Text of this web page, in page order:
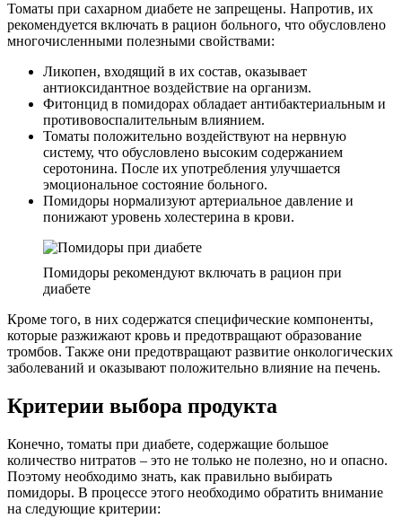
Томаты при сахарном диабете не запрещены. Напротив, их
рекомендуется включать в рацион больного, что обусловлено
многочисленными полезными свойствами:
Ликопен, входящий в их состав, оказывает
антиоксидантное воздействие на организм.
Фитонцид в помидорах обладает антибактериальным и
противовоспалительным влиянием.
Томаты положительно воздействуют на нервную
систему, что обусловлено высоким содержанием
серотонина. После их употребления улучшается
эмоциональное состояние больного.
Помидоры нормализуют артериальное давление и
понижают уровень холестерина в крови.
Помидоры рекомендуют включать в рацион при
диабете
Кроме того, в них содержатся специфические компоненты,
которые разжижают кровь и предотвращают образование
тромбов. Также они предотвращают развитие онкологических
заболеваний и оказывают положительно влияние на печень.
Критерии выбора продукта
Конечно, томаты при диабете, содержащие большое
количество нитратов – это не только не полезно, но и опасно.
Поэтому необходимо знать, как правильно выбирать
помидоры. В процессе этого необходимо обратить внимание
на следующие критерии: